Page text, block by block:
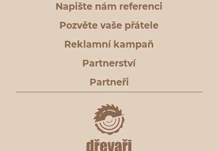
Napište nám referenci
Pozvěte vaše přátele
Reklamní kampaň
Partnerství
Partneři